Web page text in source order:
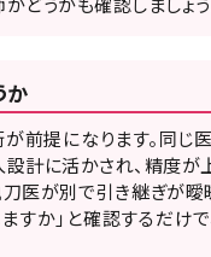
か
前提になります。同じ
計に活かされ、精度が
医が別で引き継ぎが曖
すか」と確認するだけ